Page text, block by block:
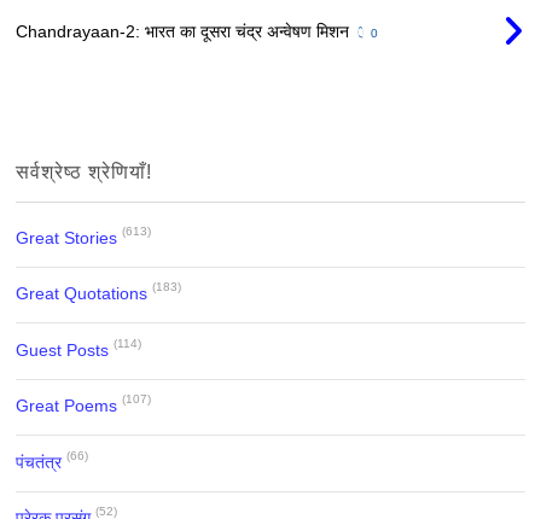
Chandrayaan-2: भारत का दूसरा चंद्र अन्वेषण मिशन 0
सर्वश्रेष्ठ श्रेणियाँ!
Great Stories (613)
Great Quotations (183)
Guest Posts (114)
Great Poems (107)
पंचतंत्र (66)
(52)